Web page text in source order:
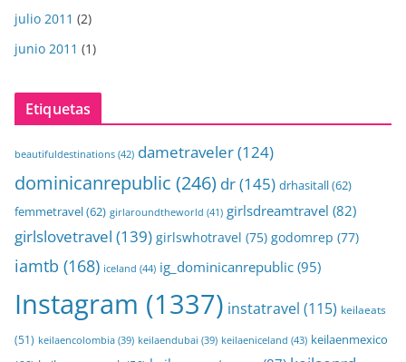
julio 2011 (2)
junio 2011 (1)
Etiquetas
beautifuldestinations (42) dametraveler(124)
dominicanrepublic (246) dr(145) drhasitall(62)
femmetravel(62) girlaroundtheworld (41) girlsdreamtravel (82)
girlslovetravel (139) girlswhotravel (75) godomrep (77)
iamtb (168) iceland (44) ig_dominicanrepublic (95)
Instagram (1337) instatravel (115) keilaeats
(51) keilaencolombia (39) keilaendubai (39) keilaeniceland (43) keilaenmexico